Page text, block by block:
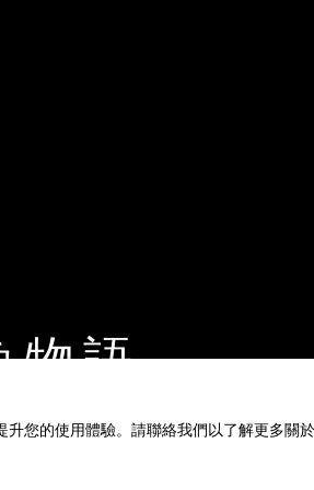
物語
升您的使用體驗。請聯絡我們以了解更多關